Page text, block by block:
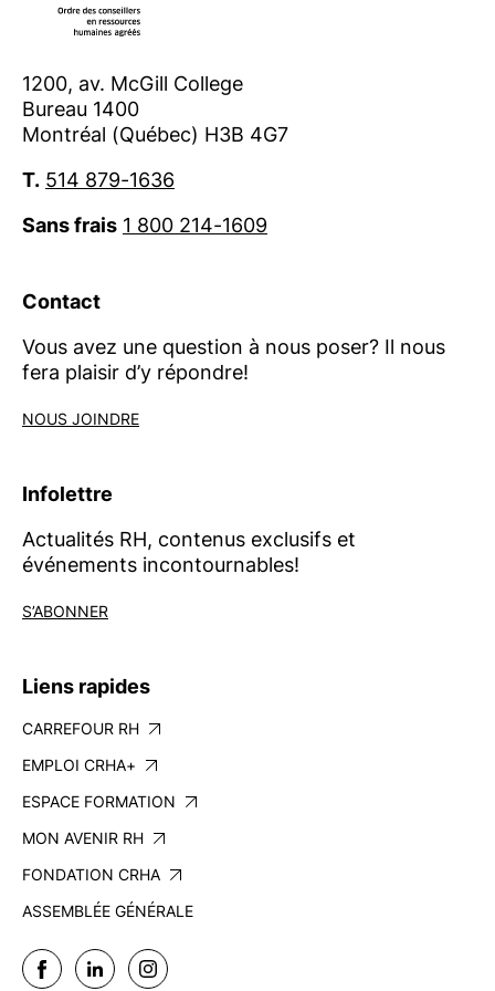
C’est à la suite de l’analyse approfondie des
comité des équivalences pourra prendre sa
décision.
Pour toute question concernant les
à nous contacter au 1800-214-1609/514-
1200, av. McGill College
Bureau 1400
Montréal (Québec) H3B 4G7
T. 514 879-1636
Sans frais 1 800 214-1609
Contact
Vous avez une question à nous poser? Il nous
fera plaisir d’y répondre!
NOUS JOINDRE
Infolettre
Actualités RH, contenus exclusifs et
événements incontournables!
S’ABONNER
Liens rapides
CARREFOUR RH
EMPLOI CRHA+
ESPACE FORMATION
MON AVENIR RH
FONDATION CRHA
ASSEMBLÉE GÉNÉRALE